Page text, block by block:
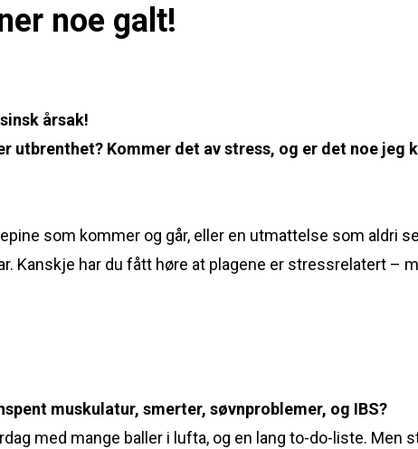
noe galt!
årsak!
Kommer det av stress, og er det noe jeg
som kommer og går, eller en utmattelse som aldri
Kanskje har du fått høre at plagene er stressrelatert –
muskulatur, smerter, søvnproblemer, og IBS?
med mange baller i lufta, og en lang to-do-liste. Men